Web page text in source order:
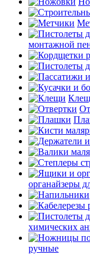
монтажной
органайзеры
химических
ручные